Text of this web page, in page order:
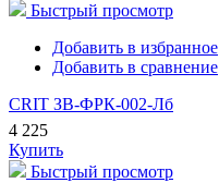
Быстрый просмотр
Добавить в избранное
Добавить в сравнение
CRIT ЗВ-ФРК-002-Лб
4 225
Купить
Быстрый просмотр